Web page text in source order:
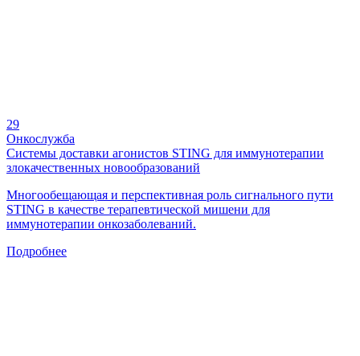
29
Онкослужба
Системы доставки агонистов STING для иммунотерапии
злокачественных новообразований
Многообещающая и перспективная роль сигнального пути
STING в качестве терапевтической мишени для
иммунотерапии онкозаболеваний.
Подробнее